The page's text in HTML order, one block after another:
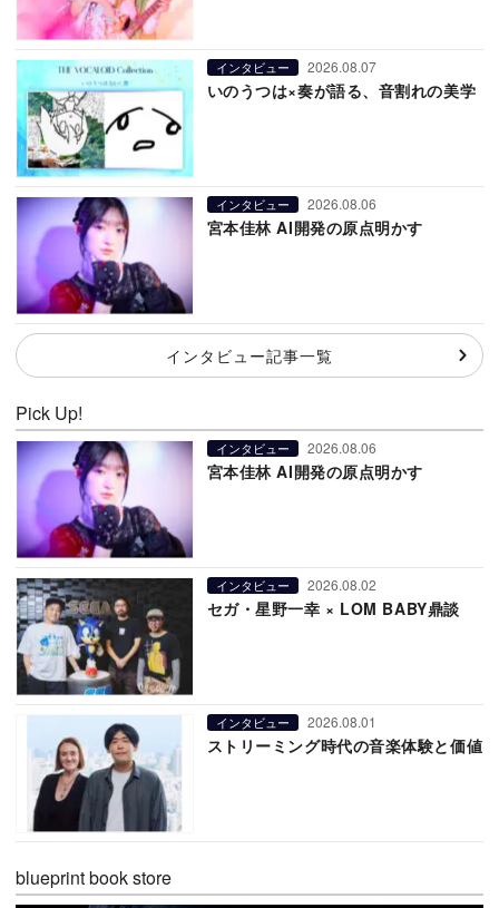
インタビュー 2026.08.07
いのうつは×奏が語る、音割れの美学
インタビュー 2026.08.06
宮本佳林 AI開発の原点明かす
インタビュー記事一覧
Pick Up!
インタビュー 2026.08.06
宮本佳林 AI開発の原点明かす
インタビュー 2026.08.02
セガ・星野一幸 × LOM BABY鼎談
インタビュー 2026.08.01
ストリーミング時代の音楽体験と価値
blueprint book store